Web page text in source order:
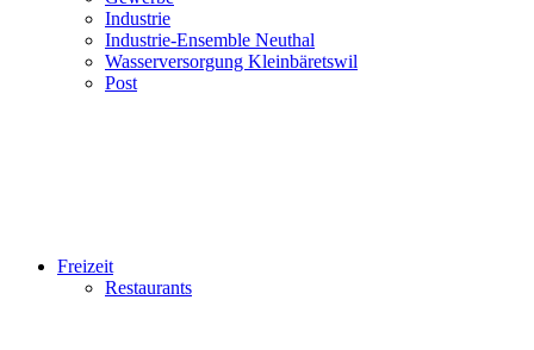
Industrie
Industrie-Ensemble Neuthal
Wasserversorgung Kleinbäretswil
Post
Freizeit
Restaurants